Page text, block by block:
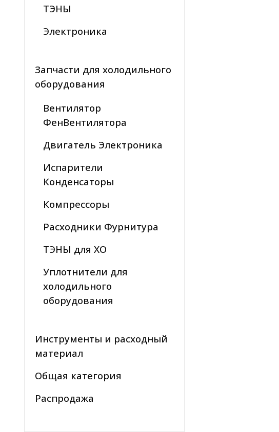
ТЭНЫ
Электроника
Запчасти для холодильного
оборудования
Вентилятор
ФенВентилятора
Двигатель Электроника
Испарители
Конденсаторы
Компрессоры
Расходники Фурнитура
ТЭНЫ для ХО
Уплотнители для
холодильного
оборудования
Инструменты и расходный
материал
Общая категория
Распродажа